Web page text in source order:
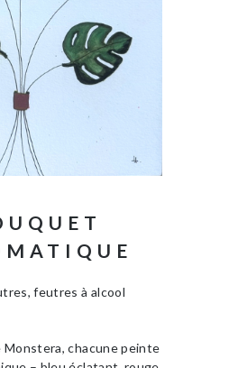
feutres à alcool
Monstera, chacune peinte